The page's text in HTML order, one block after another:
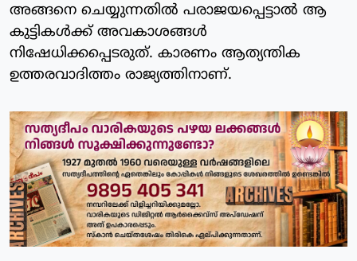
അങ്ങനെ ചെയ്യുന്നതില്‍ പരാജയപ്പെട്ടാല്‍ ആ
കുട്ടികള്‍ക്ക് അവകാശങ്ങള്‍
നിഷേധിക്കപ്പെടരുത്. കാരണം ആത്യന്തിക
ഉത്തരവാദിത്തം രാജ്യത്തിനാണ്.